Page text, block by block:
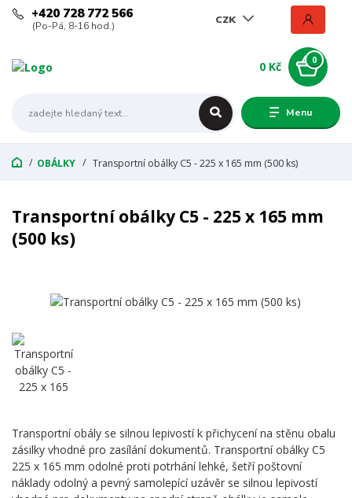
Menu
CZK
+420 728 772 566
(Po-Pá, 8-16 hod.)
0
0 Kč
OBÁLKY Transportní obálky C5 - 225 x 165 mm (500 ks)
Transportní obálky C5 - 225 x 165 mm
(500 ks)
Transportní obály se silnou lepivostí k přichycení na stěnu obalu
zásilky vhodné pro zasílání dokumentů. Transportní obálky C5
225 x 165 mm odolné proti potrhání lehké, šetří poštovní
náklady odolný a pevný samolepící uzávěr se silnou lepivostí